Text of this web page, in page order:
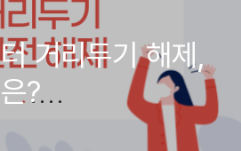
거리두기 해제,
?